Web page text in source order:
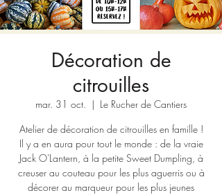
Décoration de
citrouilles
mar. 31 oct.
  |
Le Rucher de Cantiers
Atelier de décoration de citrouilles en famille !
Il y a en aura pour tout le monde : de la vraie
Jack O'Lantern, à la petite Sweet Dumpling, à
creuser au couteau pour les plus aguerris ou à
décorer au marqueur pour les plus jeunes